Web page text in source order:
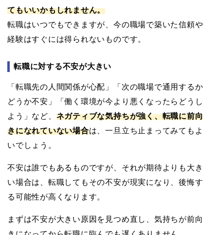
てもいいかもしれません。
転職はいつでもできますが、今の職場で築いた信頼や
経験はすぐには得られないものです。
転職に対する不安が大きい
「転職先の人間関係が心配」「次の職場で通用するか
どうか不安」「働く環境が今より悪くなったらどうし
よう」など、 ネガティブな気持ちが強く、転職に前向
きになれていない場合は、一旦立ち止まってみてもよ
いでしょう。
不安は誰でもあるものですが、それが期待よりも大き
い場合は、転職してもその不安が現実になり、後悔す
る可能性が高くなります。
まずは不安が大きい原因を見つめ直し、気持ちが前向